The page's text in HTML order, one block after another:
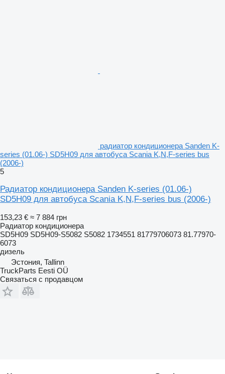
радиатор кондиционера Sanden K-
series (01.06-) SD5H09 для автобуса Scania K,N,F-series bus
(2006-)
5
Радиатор кондиционера Sanden K-series (01.06-)
SD5H09 для автобуса Scania K,N,F-series bus (2006-)
153,23 € ≈ 7 884 грн
Радиатор кондиционера
SD5H09 SD5H09-S5082 S5082 1734551 81779706073 81.77970-
6073
дизель
Эстония, Tallinn
TruckParts Eesti OÜ
Связаться с продавцом